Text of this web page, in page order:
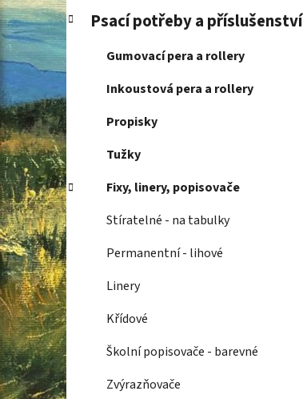
P
o
s
t
r
a
n
n
í
p
a
n
e
l
Přeskočit
kategorie
K
a
t
e
o
r
i
e
Psací potřeby a příslušenství
Gumovací pera a rollery
Inkoustová pera a rollery
Propisky
Tužky
Fixy, linery, popisovače
Stíratelné - na tabulky
Permanentní - lihové
Linery
Křídové
Školní popisovače - barevné
Zvýrazňovače